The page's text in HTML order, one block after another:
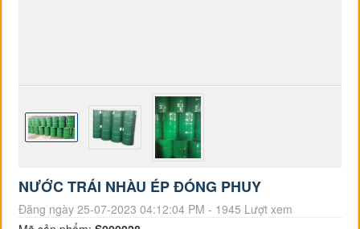
NƯỚC TRÁI NHÀU ÉP ĐÓNG PHUY
Đăng ngày 25-07-2023 04:12:04 PM - 1945 Lượt xem